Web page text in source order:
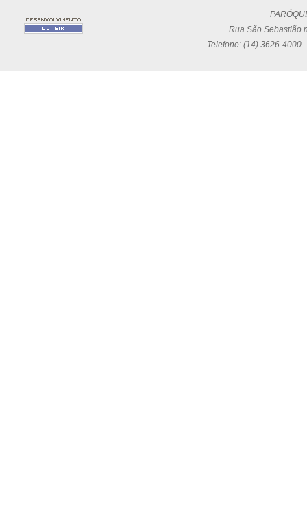
Rua São Sebastião
Telefone: (14) 3626-